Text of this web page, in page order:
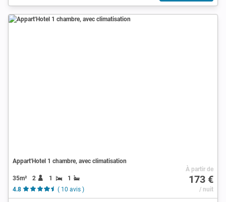
Appart'Hotel 1 chambre, avec climatisation
35m² 2 1
1
4.8
( 10 avis )
À partir de
173 €
/ nuit